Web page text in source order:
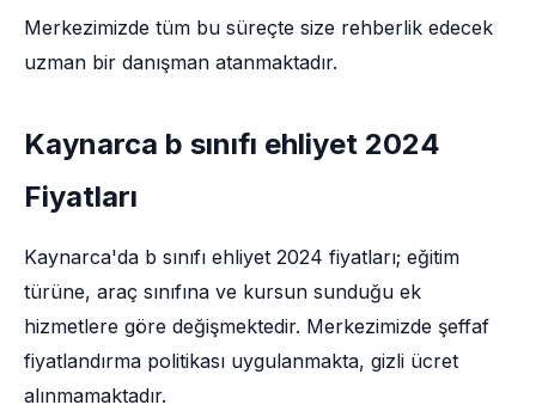
Merkezimizde tüm bu süreçte size rehberlik edecek
uzman bir danışman atanmaktadır.
Kaynarca b sınıfı ehliyet 2024
Fiyatları
Kaynarca'da b sınıfı ehliyet 2024 fiyatları; eğitim
türüne, araç sınıfına ve kursun sunduğu ek
hizmetlere göre değişmektedir. Merkezimizde şeffaf
fiyatlandırma politikası uygulanmakta, gizli ücret
alınmamaktadır.